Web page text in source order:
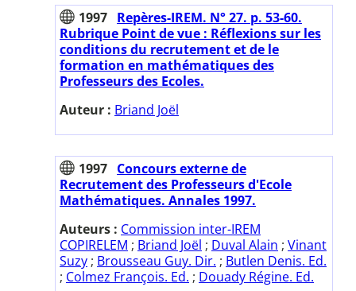
1997 Repères-IREM. N° 27. p. 53-60.
Rubrique Point de vue : Réflexions sur les
conditions du recrutement et de le
formation en mathématiques des
Professeurs des Ecoles.
Auteur : Briand Joël
1997 Concours externe de
Recrutement des Professeurs d'Ecole
Mathématiques. Annales 1997.
Auteurs : Commission inter-IREM
COPIRELEM ; Briand Joël ; Duval Alain ; Vinant
Suzy ; Brousseau Guy. Dir. ; Butlen Denis. Ed.
; Colmez François. Ed. ; Douady Régine. Ed.